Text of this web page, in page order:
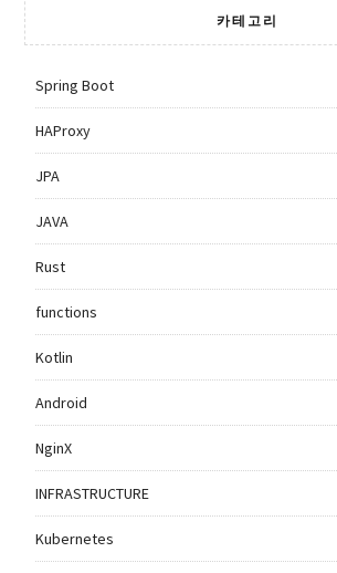
카테고리
Spring Boot
HAProxy
JPA
JAVA
Rust
functions
Kotlin
Android
NginX
INFRASTRUCTURE
Kubernetes